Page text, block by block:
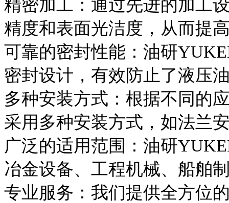
精密加工：通过先进的加工
精度和表面光洁度，从而提
可靠的密封性能：油研
密封设计，有效防止了液压
多种安装方式：根据不同的
采用多种安装方式，如法兰
广泛的适用范围：油研
冶金设备、工程机械、船舶
专业服务：我们提供全方位